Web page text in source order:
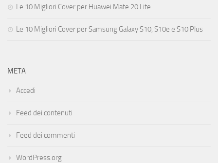
Le 10 Migliori Cover per Huawei Mate 20 Lite
Le 10 Migliori Cover per Samsung Galaxy S10, S10e e S10 Plus
META
Accedi
Feed dei contenuti
Feed dei commenti
WordPress.org